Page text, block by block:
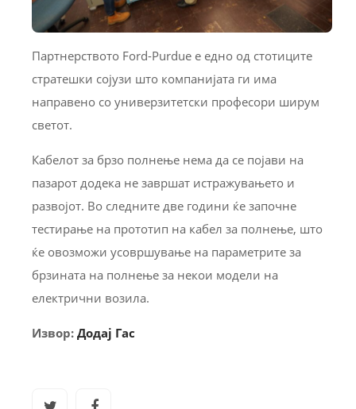
Партнерството Ford-Purdue е едно од стотиците
стратешки сојузи што компанијата ги има
направено со универзитетски професори ширум
светот.
Кабелот за брзо полнење нема да се појави на
пазарот додека не завршат истражувањето и
развојот. Во следните две години ќе започне
тестирање на прототип на кабел за полнење, што
ќе овозможи усовршување на параметрите за
брзината на полнење за некои модели на
електрични возила.
Извор: Додај Гас